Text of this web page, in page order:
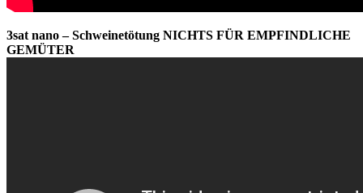
3sat nano – Schweinetötung NICHTS FÜR EMPFINDLICHE
GEMÜTER